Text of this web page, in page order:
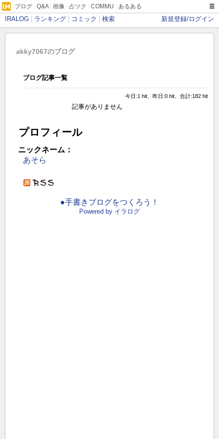
ブログ Q&A| 画像 占ツク COMMU あるある
IRALOG ランキング コミック 検索 新規登録/ログイン
akky7067のブログ
ブログ記事一覧
今日:1 hit、昨日:0 hit、合計:182 hit
記事がありません
プロフィール
ニックネーム：
あそら
●手書きブログをつくろう！
Powered by イラログ